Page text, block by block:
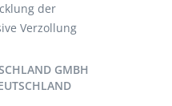
der
Verzollung
(via
von
GMBH